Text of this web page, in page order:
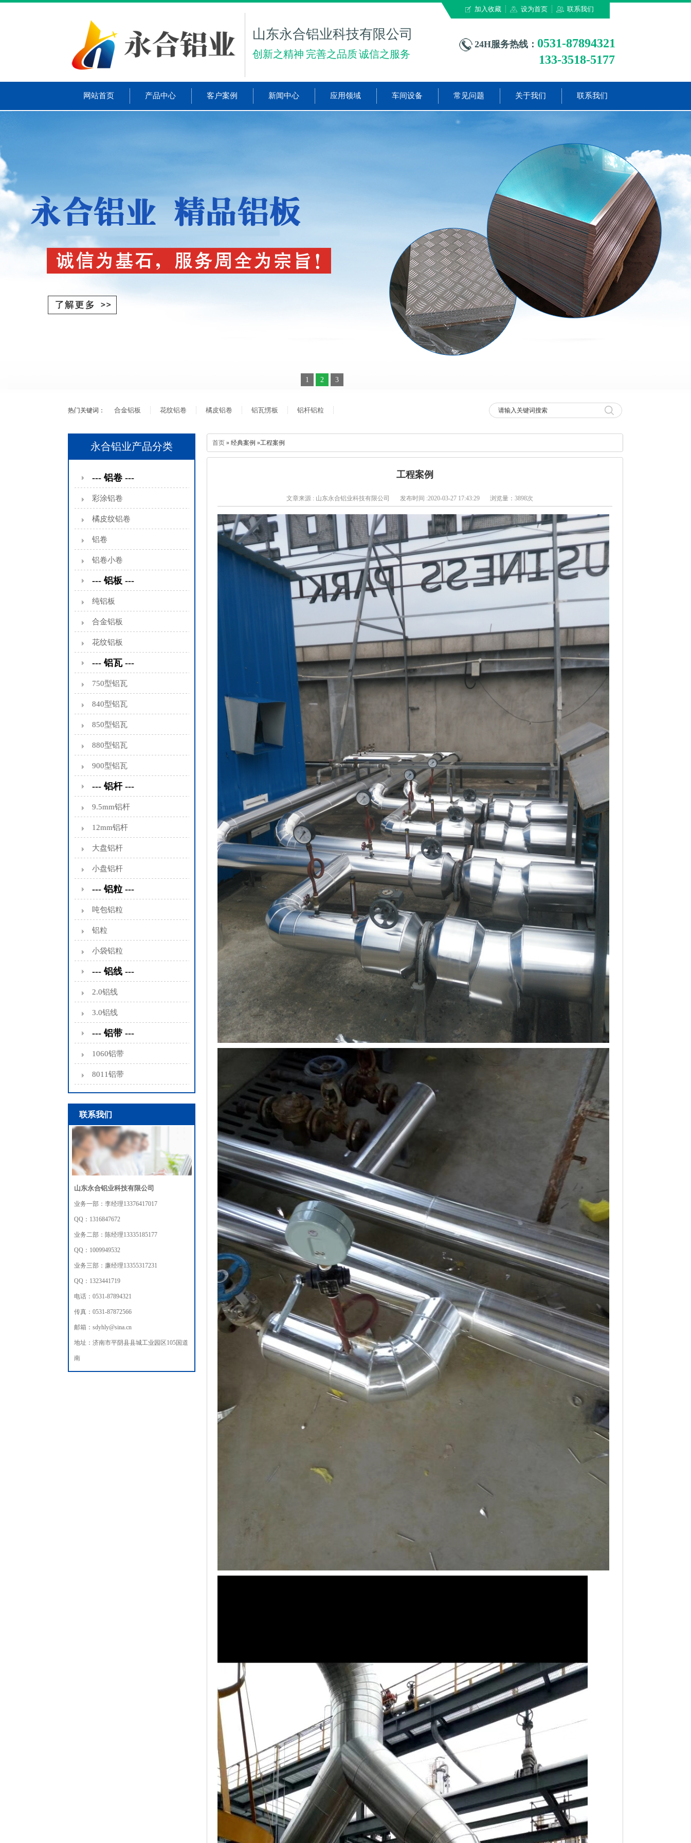
山东永合铝业科技有限公司
创新之精神 完善之品质 诚信之服务
加入收藏 设为首页 联系我们
24H服务热线： 0531-87894321
133-3518-5177
网站首页 产品中心 客户案例 新闻中心 应用领域 车间设备 常见问题 关于我们 联系我们
1 2 3
热门关键词： 合金铝板 花纹铝卷 橘皮铝卷 铝瓦愣板 铝杆铝粒
永合铝业产品分类
--- 铝卷 ---
彩涂铝卷
橘皮纹铝卷
铝卷
铝卷小卷
--- 铝板 ---
纯铝板
合金铝板
花纹铝板
--- 铝瓦 ---
750型铝瓦
840型铝瓦
850型铝瓦
880型铝瓦
900型铝瓦
--- 铝杆 ---
9.5mm铝杆
12mm铝杆
大盘铝杆
小盘铝杆
--- 铝粒 ---
吨包铝粒
铝粒
小袋铝粒
--- 铝线 ---
2.0铝线
3.0铝线
--- 铝带 ---
1060铝带
8011铝带
联系我们
山东永合铝业科技有限公司
业务一部：李经理13376417017
QQ：1316847672
业务二部：陈经理13335185177
QQ：1009949532
业务三部：廉经理13355317231
QQ：1323441719
电话：0531-87894321
传真：0531-87872566
邮箱：sdyhly@sina.cn
地址：济南市平阴县县城工业园区105国道
南
首页 » 经典案例 »工程案例
工程案例
文章来源 : 山东永合铝业科技有限公司 发布时间 :2020-03-27 17:43:29 浏览量：3898次